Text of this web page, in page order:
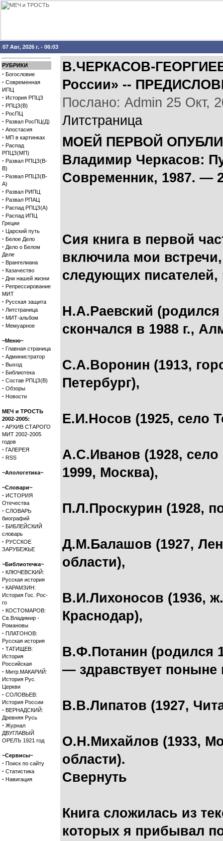
07 Авг, 2026 г. - 06:03
РУБРИКИ
· Богословие
· Современная
ИПЦ
· История РПЦЗ
· РПЦЗ(В)
· РосПЦ
· Развал РосПЦ(Д)
· Апостасия
· МП в картинках
· Распад
РПЦЗ(МП)
· Развал РПЦЗ(В-
В)
· Развал РПЦЗ(В-
А)
· Развал РИПЦ
· Развал РПАЦ
· Распад РПЦЗ(А)
· Распад ИПЦ
Греции
· Царский путь
· Белое Дело
· Дело о Белом
Деле
· Врангелиана
· Казачество
· Дни нашей жизни
· Репрессирование
МИТ
· Русская защита
· Литстраница
· МИТ-альбом
· Мемуарное
~Меню~
· Главная страница
· Администратор
· Выход
· Библиотека
· Состав РПЦЗ(В)
· Обзоры
· Новости
МЕЧ и ТРОСТЬ
2002-2005:
· АРХИВ СТАРОГО
МИТ 2002-2005
годов
· ГАЛЕРЕЯ
· RSS
~Апологетика~
~Словари~
· ИСТОРИЯ
Отечества
· СЛОВАРЬ
биографий
· БИБЛЕЙСКИЙ
словарь
· РУССКОЕ
ЗАРУБЕЖЬЕ
~Библиотечка~
· КЛЮЧЕВСКИЙ:
Русская история
· КАРАМЗИН:
История Гос. Рос-
го
· КОСТОМАРОВ:
Св.Владимир -
Романовы
· ПЛАТОНОВ:
Русская история
· ТАТИЩЕВ:
История
Российская
· Митр.МАКАРИЙ:
История Рус.
Церкви
· СОЛОВЬЕВ:
История России
· ВЕРНАДСКИЙ:
Древняя Русь
· Журнал
ДВУГЛАВЫЙ
ОРЕЛЪ 1921 год
~Сервисы~
· Поиск по сайту
· Статистика
· Навигация
В.ЧЕРКАСОВ-
России» --
Послано: Admin 25 Окт,
Литстраница
МОЕЙ ПЕРВОЙ
Владимир Черкасов:
Современник, 1987. —
Сия книга в первой
включила мои
следующих писателей,
Н.А.Раевский
скончался в 1988 г.,
С.А.Воронин (1913,
Петербург),
Е.И.Носов (1925, село
А.С.Иванов (1928,
1999, Москва),
П.Л.Проскурин (1928,
Д.М.Балашов (1927,
области),
В.И.Лихоносов (1936,
Краснодар),
В.Ф.Потанин (родился
— здравствует поныне
В.В.Липатов (1927,
О.Н.Михайлов (1933,
области).
Свернуть
Книга сложилась из
которых я прибывал